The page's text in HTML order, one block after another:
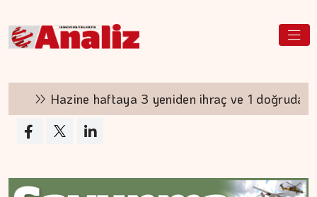
Hazine haftaya 3 yeniden ihraç ve 1 doğrudan satış